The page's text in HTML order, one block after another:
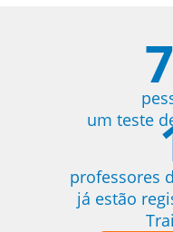
um teste
professores
já estão